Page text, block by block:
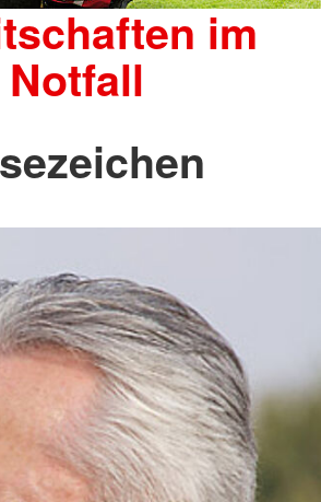
im
Notfall